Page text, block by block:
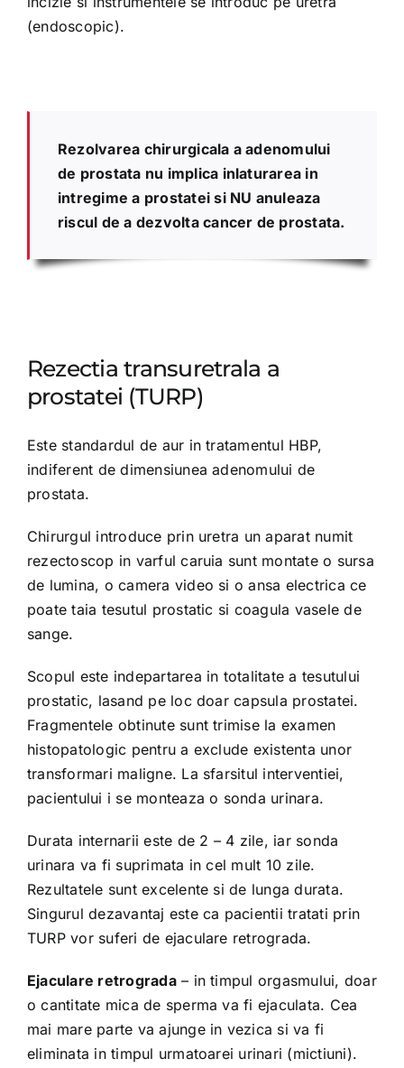
(endoscopic).
Rezolvarea chirurgicala a adenomului
de prostata nu implica inlaturarea in
intregime a prostatei si NU anuleaza
riscul de a dezvolta cancer de prostata.
Rezectia transuretrala a
prostatei (TURP)
Este standardul de aur in tratamentul HBP,
indiferent de dimensiunea adenomului de
prostata.
Chirurgul introduce prin uretra un aparat numit
rezectoscop in varful caruia sunt montate o sursa
de lumina, o camera video si o ansa electrica ce
poate taia tesutul prostatic si coagula vasele de
sange.
Scopul este indepartarea in totalitate a tesutului
prostatic, lasand pe loc doar capsula prostatei.
Fragmentele obtinute sunt trimise la examen
histopatologic pentru a exclude existenta unor
transformari maligne. La sfarsitul interventiei,
pacientului i se monteaza o sonda urinara.
Durata internarii este de 2 – 4 zile, iar sonda
urinara va fi suprimata in cel mult 10 zile.
Rezultatele sunt excelente si de lunga durata.
Singurul dezavantaj este ca pacientii tratati prin
TURP vor suferi de ejaculare retrograda.
Ejaculare retrograda– in timpul orgasmului, doar
o cantitate mica de sperma va fi ejaculata. Cea
mai mare parte va ajunge in vezica si va fi
eliminata in timpul urmatoarei urinari (mictiuni).